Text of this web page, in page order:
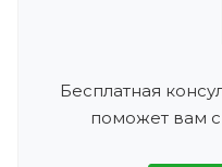
Бесплатная
поможет вам